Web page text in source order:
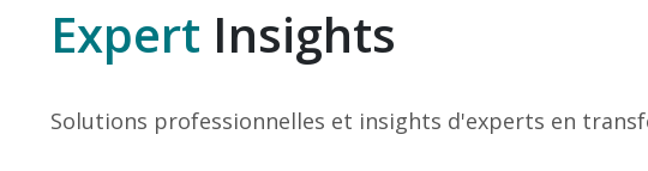
Expert Insights
Solutions professionnelles et insights d'experts en